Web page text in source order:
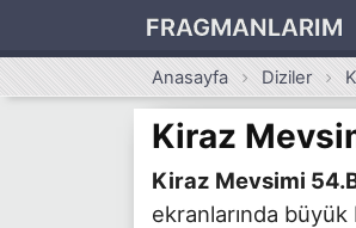
FRAGMANLARIM
Anasayfa Diziler
Kiraz
Kiraz Mevsimi
ekranlarında